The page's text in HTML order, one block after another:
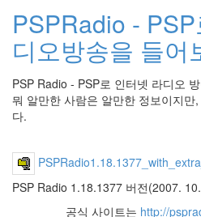
PSPRadio -
디오방송을 들어
PSP Radio - PSP로 인터넷 라디오
뭐 알만한 사람은 알만한 정보이지
다.
PSP Radio 1.18.1377 버전(2007.
공식 사이트는 http://
SWT
트
보
드
바
pspsdk
차